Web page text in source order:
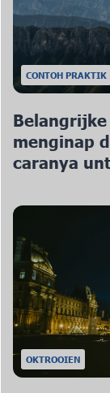
CONTOH PRAKTIK
menginap
caranya
OKTROOIEN